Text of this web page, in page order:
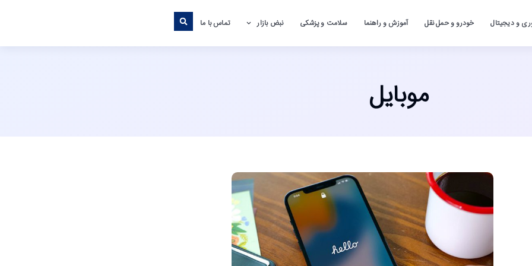
و دیجیتال خودرو و حمل نقل آموزش و راهنما سلامت و پزشکی نبض بازار تماس با ما
موبایل